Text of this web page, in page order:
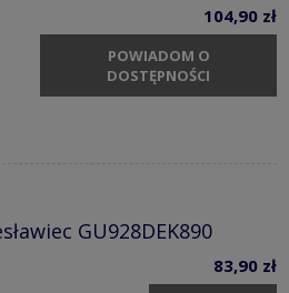
104,90 zł
POWIADOM O
DOSTĘPNOŚCI
GU928DEK890
83,90 zł